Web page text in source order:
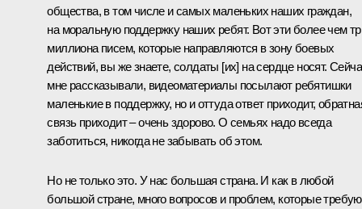
общества, в том числе и самых маленьких наших граждан,
на моральную поддержку наших ребят. Вот эти более чем
миллиона писем, которые направляются в зону боевых
действий, вы же знаете, солдаты [их] на сердце носят.
мне рассказывали, видеоматериалы посылают ребятишки
маленькие в поддержку, но и оттуда ответ приходит,
связь приходит – очень здорово. О семьях надо всегда
заботиться, никогда не забывать об этом.
Но не только это. У нас большая страна. И как в любой
большой стране, много вопросов и проблем, которые